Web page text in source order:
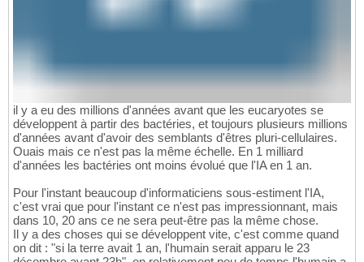
il y a eu des millions d'années avant que les eucaryotes se
développent à partir des bactéries, et toujours plusieurs millions
d'années avant d'avoir des semblants d'êtres pluri-cellulaires.
Ouais mais ce n'est pas la même échelle. En 1 milliard
d'années les bactéries ont moins évolué que l'IA en 1 an.
Pour l'instant beaucoup d'informaticiens sous-estiment l'IA,
c'est vrai que pour l'instant ce n'est pas impressionnant, mais
dans 10, 20 ans ce ne sera peut-être pas la même chose.
Il y a des choses qui se développent vite, c'est comme quand
on dit : "si la terre avait 1 an, l'humain serait apparu le 23